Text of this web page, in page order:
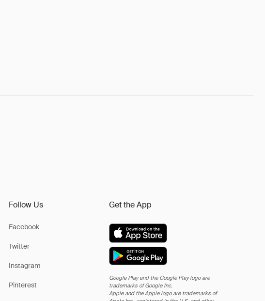
Follow Us
Facebook
Twitter
Instagram
Pinterest
Get the App
Google Play and the Google Play logo are
trademarks of Google Inc.
Apple and the Apple logo are trademarks of